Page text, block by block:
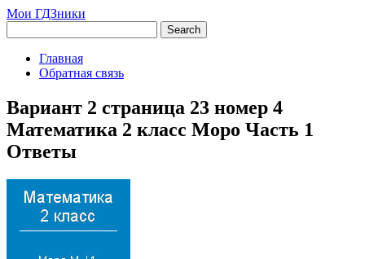
Мои ГДЗники
Главная
Обратная связь
Вариант 2 страница 23 номер 4
Математика 2 класс Моро Часть 1
Ответы